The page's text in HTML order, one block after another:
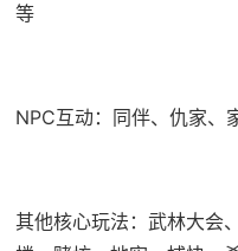
等
NPC互动：同伴、仇家、
其他核心玩法：武林大会